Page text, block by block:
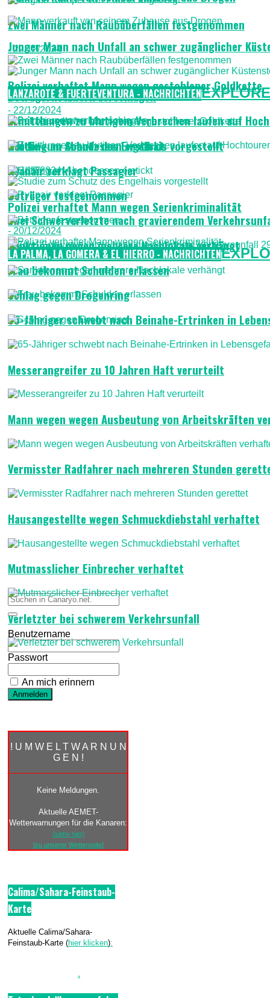
Zwei Männer nach Raubüberfällen festgenommen
- 22/12/2024
Polizei verhaftet Mann wegen gestohlener Goldkette
- 22/12/2024
Studie zum Schutz des Engelhais vorgestellt
- 22/12/2024
Polizei verhaftet Mann wegen Serienkriminalität
- 20/12/2024
Junger Mann nach Unfall an schwer zugänglicher
Betrügernetzwerk zerschlagen
Häftling an Abendessen erstickt
Betrüger festgenommen
Sanktionen gegen mehrere Nachlokale verhängt
Schlag gegen Drogenring
LANZAROTE & FUERTEVENTURA - NACHRICHTEN
Ermittlungen zu blutigem Verbrechen laufen auf
Ryanair verklagt Passagier
Zwei Schwerverletzte nach gravierendem
Frau bekommt Schulden erlassen
65-Jähriger schwebt nach Beinahe-Ertrinken in
Messerangreifer zu 10 Jahren Haft verurteilt
Mann wegen wegen Ausbeutung von Arbeitskräften
Vermisster Radfahrer nach mehreren Stunden
Hausangestellte wegen Schmuckdiebstahl verhaftet
Mutmasslicher Einbrecher verhaftet
Verletzter bei schwerem Verkehrsunfall
LA PALMA, LA GOMERA & EL HIERRO - NACHRICHTEN
Benutzername
Passwort
An mich erinnern
! U M W E L T W A R N U N
G E N !
Keine Meldungen.
Aktuelle AEMET-
Wetterwarnungen für die Kanaren:
[siehe hier]
[zu unserer Wetterseite]
Calima/Sahara-Feinstaub-
Karte
Aktuelle Calima/Sahara-
Feinstaub-Karte (hier klicken):
.